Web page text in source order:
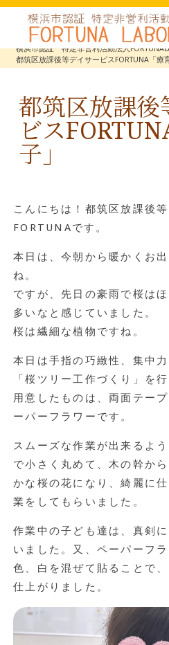
横浜市認証 特定非営利活動法人
都筑区放課後等デイサービスFORTUNA「療
都筑区放課後
ビス
子」
こんにちは！都筑区放課後
FORTUNAです。
本日は、今朝から暖かくお
ね。
ですが、先日の豪雨で桜は
多いなと感じていました。
桜は繊細な植物ですね。
本日は手指の巧緻性、集中
「桜ツリー工作づくり」を
用意したものは、両面テー
ーパーフラワーです。
スムーズな作業が出来るよ
で小さく丸めて、木の幹か
かな桜の花になり、綺麗に
業をしてもらいました。
作業中の子ども達は、真剣
いました。又、ペーパーフ
色、白を混ぜて貼ることで
仕上がりました。